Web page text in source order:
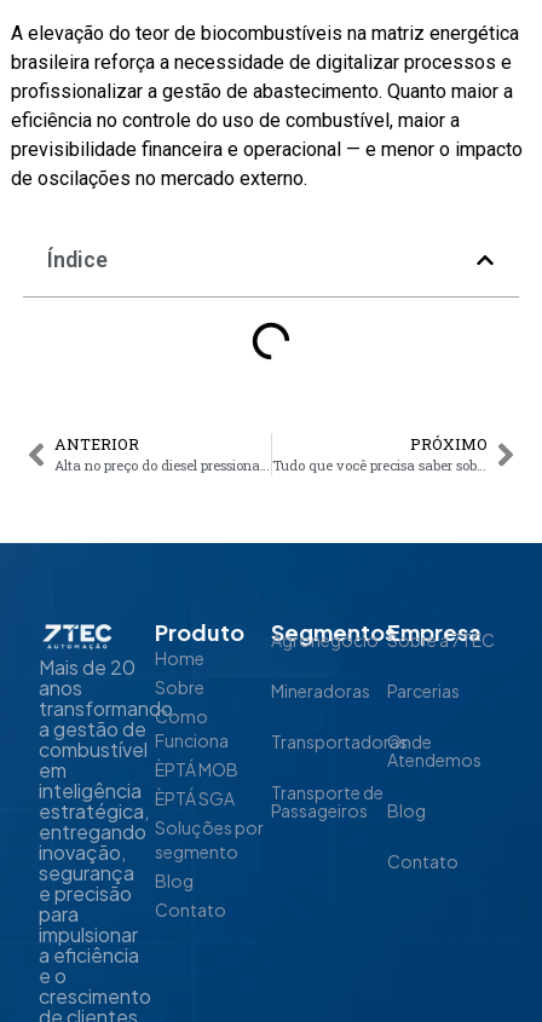
A elevação do teor de biocombustíveis na matriz energética
brasileira reforça a necessidade de digitalizar processos e
profissionalizar a gestão de abastecimento. Quanto maior a
eficiência no controle do uso de combustível, maior a
previsibilidade financeira e operacional — e menor o impacto
de oscilações no mercado externo.
Índice
ANTERIOR
Alta no preço do diesel pressiona o transporte de cargas: como a tecnologia pode reduzir custos e salvar margens
PRÓXIMO
Tudo que você precisa saber sobre a nova NR-1 e como o ÈPTÁ SGA ajuda sua empresa a cumprir
Mais de 20
anos
transformando
a gestão de
combustível
em
inteligência
estratégica,
entregando
inovação,
segurança
e precisão
para
impulsionar
a eficiência
e o
crescimento
de clientes
Produto
Home
Sobre
Como
Funciona
ÈPTÁ MOB
ÈPTÁ SGA
Soluções por
segmento
Blog
Contato
Segmentos
Agronegócio
Mineradoras
Transportadoras
Transporte de
Passageiros
Empresa
Sobre a 7TEC
Parcerias
Onde
Atendemos
Blog
Contato